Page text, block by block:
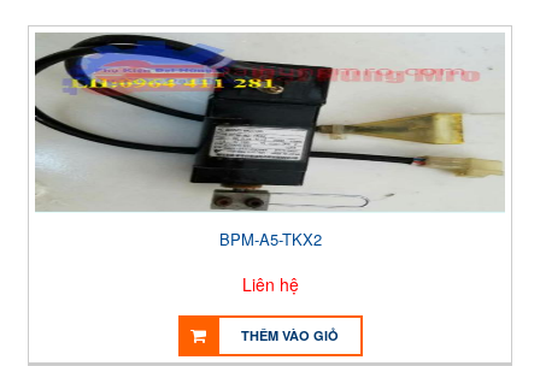
BPM-A5-TKX2
Liên hệ
THÊM VÀO GIỎ